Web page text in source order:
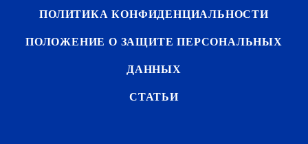
ПОЛИТИКА КОНФИДЕНЦИАЛЬНОСТИ
ПОЛОЖЕНИЕ О ЗАЩИТЕ ПЕРСОНАЛЬНЫХ
ДАННЫХ
СТАТЬИ